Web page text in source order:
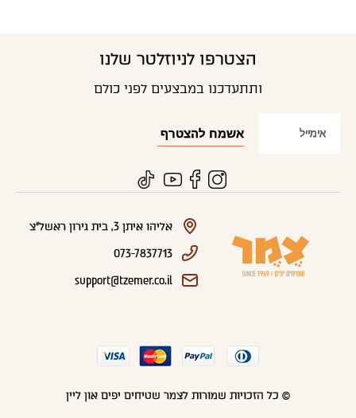
הצטרפו לניוזלטר שלנו
ותתעדכנו במבצעים לפני כולם
אליהו איתן 3, בית גירון ראשל"צ
073-7837713
support@tzemer.co.il
© כל הזכויות שמורות לצמר שטיחים יפים און ליין